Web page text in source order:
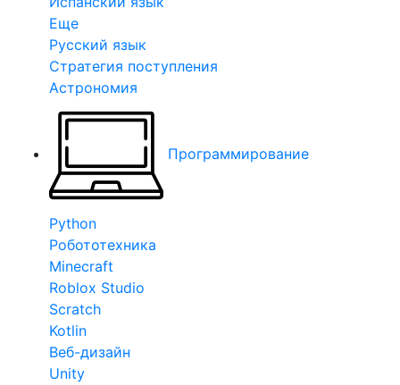
Еще
Русский язык
Стратегия поступления
Астрономия
Программирование
Python
Робототехника
Minecraft
Roblox Studio
Scratch
Kotlin
Веб-дизайн
Unity